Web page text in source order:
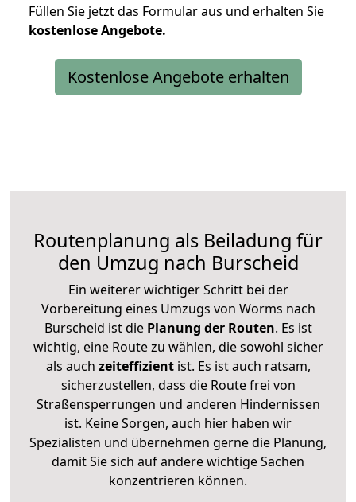
Füllen Sie jetzt das Formular aus und erhalten Sie
kostenloseAngebote.
Kostenlose Angebote erhalten
Routenplanung als Beiladung für
den Umzug nach Burscheid
Ein weiterer wichtiger Schritt bei der
Vorbereitung eines Umzugs von Worms nach
Burscheid ist diePlanung der Routen. Es ist
wichtig, eine Route zu wählen, die sowohl sicher
als auch zeiteffizientist. Es ist auch ratsam,
sicherzustellen, dass die Route frei von
Straßensperrungen und anderen Hindernissen
ist. Keine Sorgen, auch hier haben wir
Spezialisten und übernehmen gerne die Planung,
damit Sie sich auf andere wichtige Sachen
konzentrieren können.